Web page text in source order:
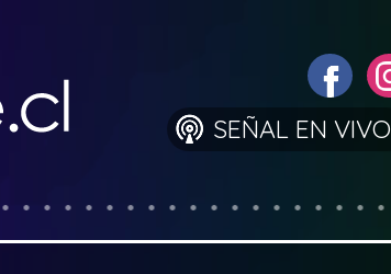
SEÑAL EN VIVO